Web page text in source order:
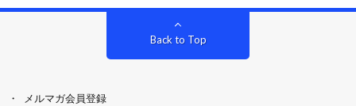
Back to Top
メルマガ会員登録